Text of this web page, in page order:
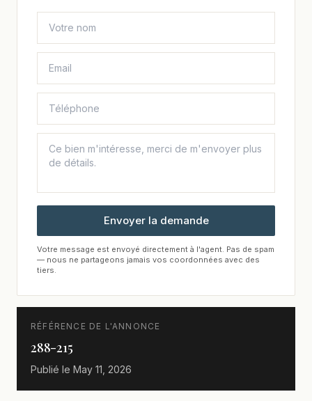
Envoyer la demande
Votre message est envoyé directement à l'agent. Pas de spam
— nous ne partageons jamais vos coordonnées avec des
tiers.
RÉFÉRENCE DE L'ANNONCE
288-215
Publié le May 11, 2026